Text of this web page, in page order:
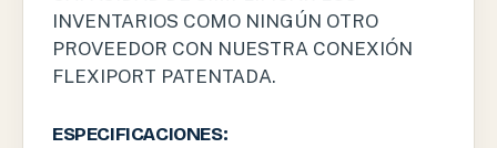
INVENTARIOS COMO NINGÚN OTRO
PROVEEDOR CON NUESTRA CONEXIÓN
FLEXIPORT PATENTADA.
ESPECIFICACIONES: